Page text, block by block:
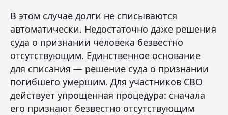
В этом случае долги не списываются
автоматически. Недостаточно даже решения
суда о признании человека безвестно
отсутствующим. Единственное основание
для списания — решение суда о признании
погибшего умершим. Для участников СВО
действует упрощенная процедура: сначала
его признают безвестно отсутствующим